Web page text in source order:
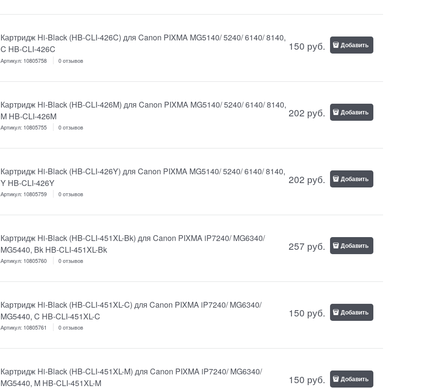
Картридж Hi-Black (HB-CLI-426C) для Canon PIXMA MG5140/ 5240/ 6140/ 8140,
C HB-CLI-426C
Артикул: 10805758 0 отзывов
150 руб. Добавить
Картридж Hi-Black (HB-CLI-426M) для Canon PIXMA MG5140/ 5240/ 6140/ 8140,
M HB-CLI-426M
Артикул: 10805755 0 отзывов
202 руб. Добавить
Картридж Hi-Black (HB-CLI-426Y) для Canon PIXMA MG5140/ 5240/ 6140/ 8140,
Y HB-CLI-426Y
Артикул: 10805759 0 отзывов
202 руб. Добавить
Картридж Hi-Black (HB-CLI-451XL-Bk) для Canon PIXMA iP7240/ MG6340/
MG5440, Bk HB-CLI-451XL-Bk
Артикул: 10805760 0 отзывов
257 руб. Добавить
Картридж Hi-Black (HB-CLI-451XL-C) для Canon PIXMA iP7240/ MG6340/
MG5440, C HB-CLI-451XL-C
Артикул: 10805761 0 отзывов
150 руб. Добавить
Картридж Hi-Black (HB-CLI-451XL-M) для Canon PIXMA iP7240/ MG6340/
MG5440, M HB-CLI-451XL-M
150 руб. Добавить